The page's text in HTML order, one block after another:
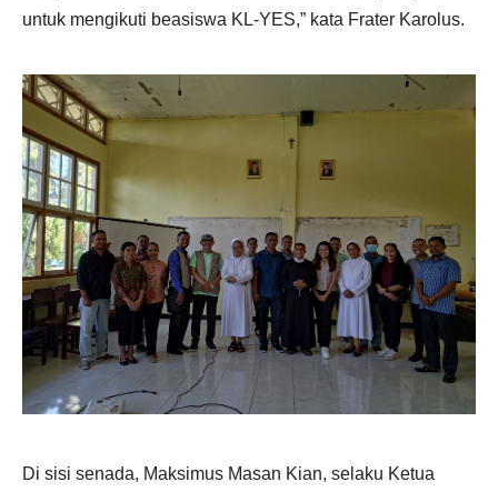
untuk mengikuti beasiswa KL-YES,” kata Frater Karolus.
Di sisi senada, Maksimus Masan Kian, selaku Ketua